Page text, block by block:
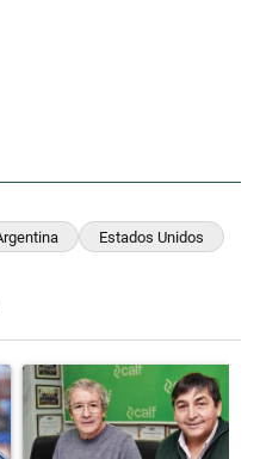
Estados Unidos
"Milei despidió a Jorge
Un artículo de tendencia con